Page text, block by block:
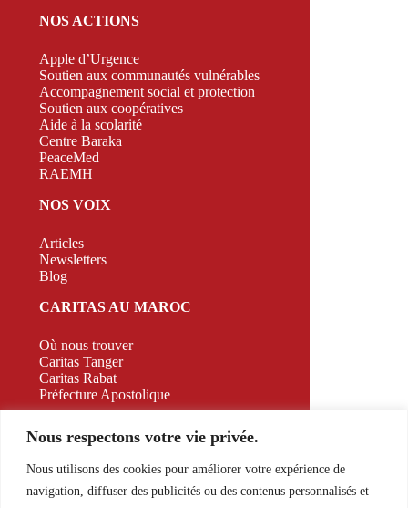
Nous respectons votre vie privée.
Nous utilisons des cookies pour améliorer votre expérience de
navigation, diffuser des publicités ou des contenus personnalisés et
NOS ACTIONS
Apple d’Urgence
Soutien aux communautés vulnérables
Accompagnement social et protection
Soutien aux coopératives
Aide à la scolarité
Centre Baraka
PeaceMed
RAEMH
NOS VOIX
Articles
Newsletters
Blog
CARITAS AU MAROC
Où nous trouver
Caritas Tanger
Caritas Rabat
Préfecture Apostolique